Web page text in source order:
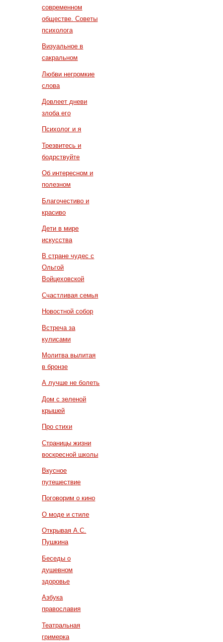
современном
обществе. Советы
психолога
Визуальное в
сакральном
Любви негромкие
слова
Довлеет дневи
злоба его
Психолог и я
Трезвитесь и
бодрствуйте
Об интересном и
полезном
Благочестиво и
красиво
Дети в мире
искусства
В стране чудес с
Ольгой
Войцеховской
Счастливая семья
Новостной собор
Встреча за
кулисами
Молитва вылитая
в бронзе
А лучше не болеть
Дом с зеленой
крышей
Про стихи
Страницы жизни
воскресной школы
Вкусное
путешествие
Поговорим о кино
О моде и стиле
Открывая А.С.
Пушкина
Беседы о
душевном
здоровье
Азбука
православия
Театральная
гримерка